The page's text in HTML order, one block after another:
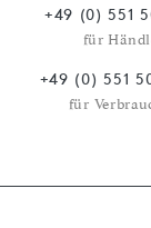
+49 (0) 551
für
+49 (0) 551
für